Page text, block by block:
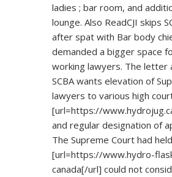
ladies ; bar room, and
lounge. Also ReadCJI skips
after spat with Bar body
demanded a bigger space
working lawyers. The letter
SCBA wants elevation of
lawyers to various high
[url=https://
and regular designation of
The Supreme Court had
[url=https://www.hydro-
canada[/url] could not